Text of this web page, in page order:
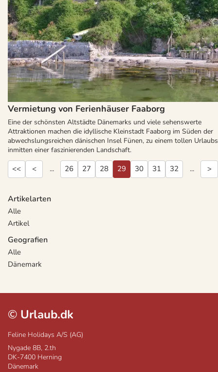
Vermietung von Ferienhäuser Faaborg
Eine der schönsten Altstädte Dänemarks und viele sehenswerte
Attraktionen machen die idyllische Kleinstadt Faaborg im Süden der
abwechslungsreichen dänischen Insel Fünen, zu einem tollen
inmitten einer faszinierenden Landschaft.
<< < ... 26 27 28 29 30 31 32 ... >
Artikelarten
Alle
Artikel
Geografien
Alle
Dänemark
© Urlaub.dk
Feline Holidays A/S (AG)
Nygade 8B, 2.th
DK-7400 Herning
Dänemark